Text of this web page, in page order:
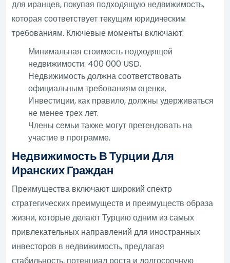
для иранцев, покупая подходящую недвижимость,
которая соответствует текущим юридическим
требованиям. Ключевые моменты включают:
Минимальная стоимость подходящей
недвижимости: 400 000 USD.
Недвижимость должна соответствовать
официальным требованиям оценки.
Инвестиции, как правило, должны удерживаться
не менее трех лет.
Члены семьи также могут претендовать на
участие в программе.
Недвижимость В Турции Для
Иранских Граждан
Преимущества включают широкий спектр
стратегических преимуществ и преимуществ образа
жизни, которые делают Турцию одним из самых
привлекательных направлений для иностранных
инвесторов в недвижимость, предлагая